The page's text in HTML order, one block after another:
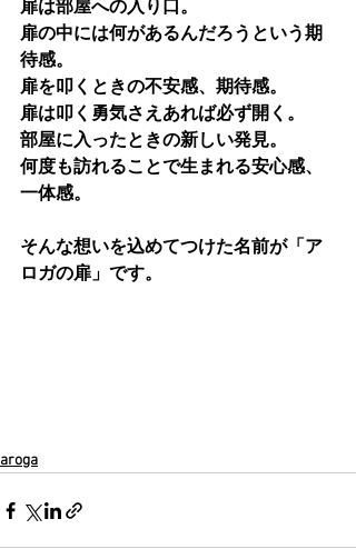
扉は部屋への入り口。
扉の中には何があるんだろうという期
待感。
扉を叩くときの不安感、期待感。
扉は叩く勇気さえあれば必ず開く。
部屋に入ったときの新しい発見。
何度も訪れることで生まれる安心感、
一体感。
そんな想いを込めてつけた名前が「ア
ロガの扉」です。
aroga